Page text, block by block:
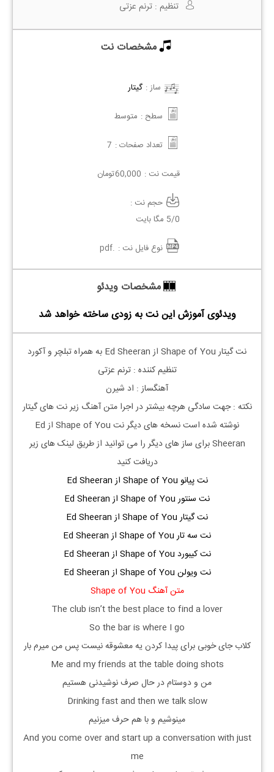
تنظیم : ترنم عزتی
مشخصات نت
ساز : گیتار
سطح : متوسط
تعداد صفحات : 7
قیمت نت : 60,000تومان
حجم نت :
5/0 مگا بایت
نوع فایل نت : .pdf
مشخصات ویدئو
ویدئوی آموزش این نت به زودی ساخته خواهد شد
نت گیتار Shape of You از Ed Sheeran به همراه تبلچر و آکورد
تنظیم کننده : ترنم عزتی
آهنگساز : اد شیرن
نکته : جهت سادگی هرچه بیشتر در اجرا متن آهنگ زیر نت های گیتار
نوشته شده است نسخه های دیگر نت
Shape of You از Ed
Sheeranبرای ساز های دیگر را می توانید از طریق لینک های زیر
دریافت کنید
نت پیانو Shape of You از Ed Sheeran
نت سنتور Shape of You از Ed Sheeran
نت گیتار Shape of You از Ed Sheeran
نت سه تار Shape of You از Ed Sheeran
نت کیبورد Shape of You از Ed Sheeran
نت ویولن Shape of You از Ed Sheeran
متن آهنگ Shape of You
The club isn’t the best place to find a lover
So the bar is where I go
کلاب جای خوبی برای پیدا کردن یه معشوقه نیست پس من میرم بار
Me and my friends at the table doing shots
من و دوستام در حال صرف نوشیدنی هستیم
Drinking fast and then we talk slow
مینوشیم و با هم حرف میزنیم
And you come over and start up a conversation with just
me